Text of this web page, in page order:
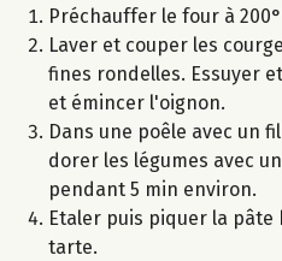
Préchauffer le four à
Laver et couper les
fines rondelles. Essuyer
et émincer l'oignon.
Dans une poêle avec un
dorer les légumes avec
pendant 5 min environ.
Etaler puis piquer la pâte
tarte.